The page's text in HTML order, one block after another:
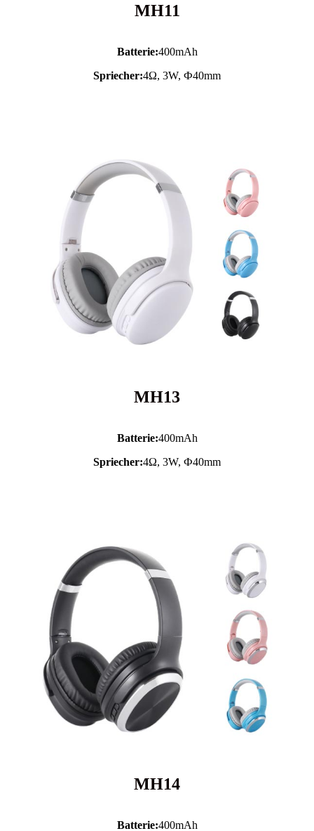
MH11
Batterie:400mAh
Spriecher:4Ω, 3W, Ф40mm
MH13
Batterie:400mAh
Spriecher:4Ω, 3W, Ф40mm
MH14
Batterie:400mAh